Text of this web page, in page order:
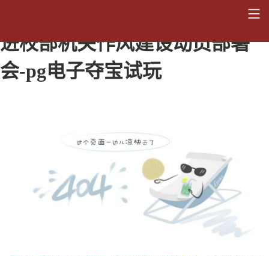
【学习动态】学校召开加强和改
进校部机关作风建设动员部署
会-pg电子夺宝试玩